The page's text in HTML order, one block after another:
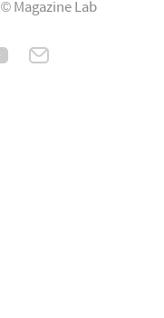
© Magazine Lab